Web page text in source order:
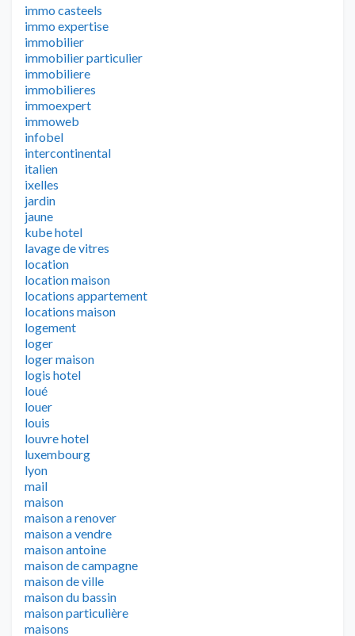
immo casteels
immo expertise
immobilier
immobilier particulier
immobiliere
immobilieres
immoexpert
immoweb
infobel
intercontinental
italien
ixelles
jardin
jaune
kube hotel
lavage de vitres
location
location maison
locations appartement
locations maison
logement
loger
loger maison
logis hotel
loué
louer
louis
louvre hotel
luxembourg
lyon
mail
maison
maison a renover
maison a vendre
maison antoine
maison de campagne
maison de ville
maison du bassin
maison particulière
maisons